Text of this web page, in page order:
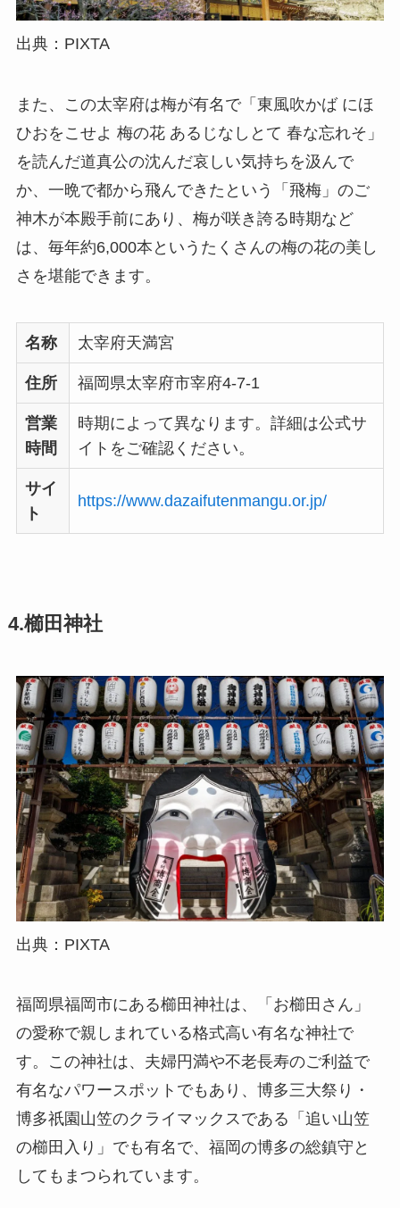
出典：PIXTA
また、この太宰府は梅が有名で「東風吹かば にほ
ひおをこせよ 梅の花 あるじなしとて 春な忘れそ」
を読んだ道真公の沈んだ哀しい気持ちを汲んで
か、一晩で都から飛んできたという「飛梅」のご
神木が本殿手前にあり、梅が咲き誇る時期など
は、毎年約6,000本というたくさんの梅の花の美し
さを堪能できます。
名称 太宰府天満宮
住所 福岡県太宰府市宰府4-7-1
営業
時間
時期によって異なります。詳細は公式サ
イトをご確認ください。
サイ
ト
https://www.dazaifutenmangu.or.jp/
4.櫛田神社
出典：PIXTA
福岡県福岡市にある櫛田神社は、「お櫛田さん」
の愛称で親しまれている格式高い有名な神社で
す。この神社は、夫婦円満や不老長寿のご利益で
有名なパワースポットでもあり、博多三大祭り・
博多祇園山笠のクライマックスである「追い山笠
の櫛田入り」でも有名で、福岡の博多の総鎮守と
してもまつられています。